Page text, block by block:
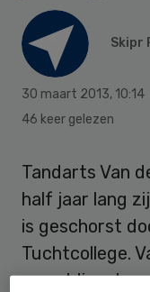
Skipr
30 maart 2013, 10:14
46 keer gelezen
Tandarts Van
half jaar lang
is geschorst
Tuchtcollege.
spoeddienst